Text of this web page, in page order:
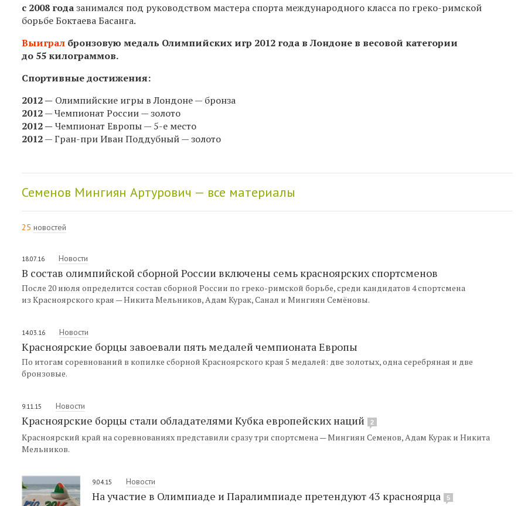
с 2008 годазанимался под руководством мастера спорта международного класса по греко-римской
борьбе Боктаева Басанга.
Выиграл бронзовую медаль Олимпийских игр 2012 года в Лондоне в весовой категории
до 55 килограммов.
Спортивные достижения:
2012 — Олимпийские игры в Лондоне — бронза
2012— Чемпионат России — золото
2012 — Чемпионат Европы — 5-е место
2012— Гран-при Иван Поддубный — золото
Семенов Мингиян Артурович — все материалы
25 новостей
18.07.16 Новости
В состав олимпийской сборной России включены семь красноярских спортсменов
После 20 июля определится состав сборной России по греко-римской борьбе, среди кандидатов 4 спортсмена
из Красноярского края — Никита Мельников, Адам Курак, Санал и Мингиян Семёновы.
14.03.16 Новости
Красноярские борцы завоевали пять медалей чемпионата Европы
По итогам соревнований в копилке сборной Красноярского края 5 медалей: две золотых, одна серебряная и две
бронзовые.
9.11.15 Новости
Красноярские борцы стали обладателями Кубка европейских наций 2
Красноярский край на соревнованиях представили сразу три спортсмена — Мингиян Семенов, Адам Курак и Никита
Мельников.
9.04.15 Новости
На участие в Олимпиаде и Паралимпиаде претендуют 43 красноярца 5